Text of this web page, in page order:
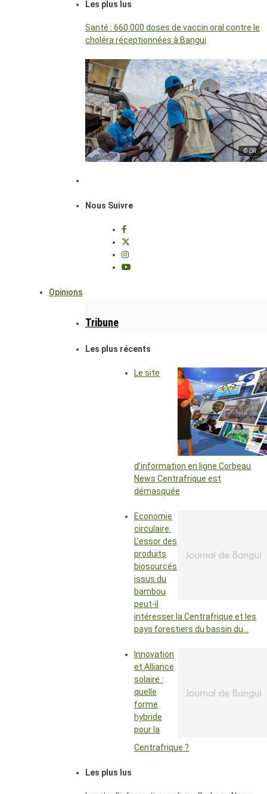
Les plus lus
Santé : 660 000 doses de vaccin oral contre le
choléra réceptionnées à Bangui
© DR
Nous Suivre
Opinions
Tribune
Les plus récents
Le site
d’information en ligne Corbeau
News Centrafrique est
démasquée
Economie
circulaire.
L’essor des
produits
biosourcés
issus du
bambou
peut-il
intéresser la Centrafrique et les
pays forestiers du bassin du…
Innovation
et Alliance
solaire :
quelle
forme
hybride
pour la
Centrafrique ?
Les plus lus